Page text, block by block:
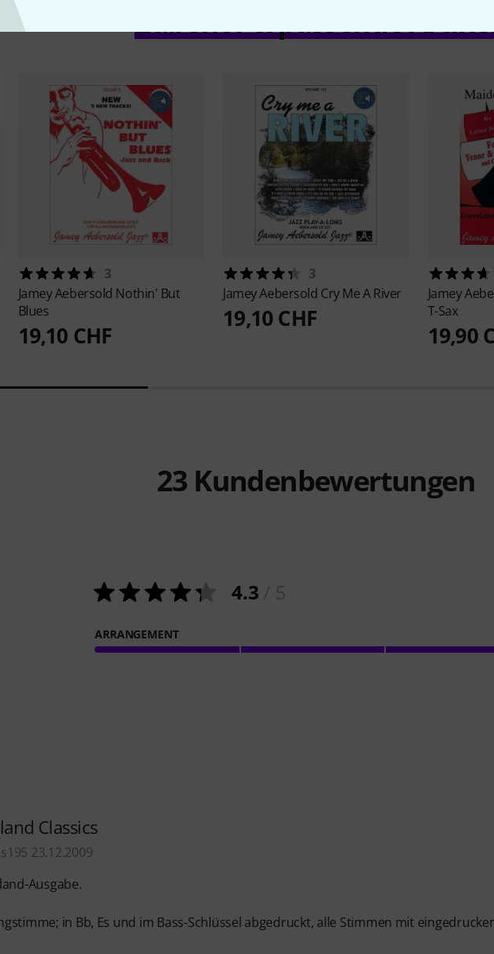
Zubehör & passende
3
Jamey Aebersold Nothin' But
Blues
19,10 CHF
3
Jamey Aebersold Cry Me A River
19,10 CHF
Jamey
T-Sax
19,90
23 Kundenbewertungen
4.3
ARRANGEMENT
Classics
23.12.2009
Ausgabe.
in Bb, Es und im Bass-Schlüssel abgedruckt, alle Stimmen mit